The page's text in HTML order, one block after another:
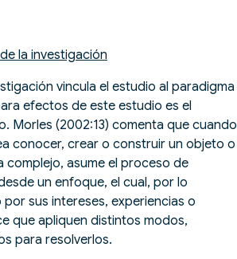
la investigación
vincula el estudio al paradigma
efectos de este estudio es el
Morles (2002:13) comenta que cuando
conocer, crear o construir un objeto o
complejo, asume el proceso de
un enfoque, el cual, por lo
sus intereses, experiencias o
que apliquen distintos modos,
para resolverlos.